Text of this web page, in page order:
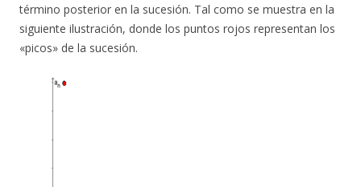
término posterior en la sucesión. Tal como se muestra en la
siguiente ilustración, donde los puntos rojos representan los
«picos» de la sucesión.